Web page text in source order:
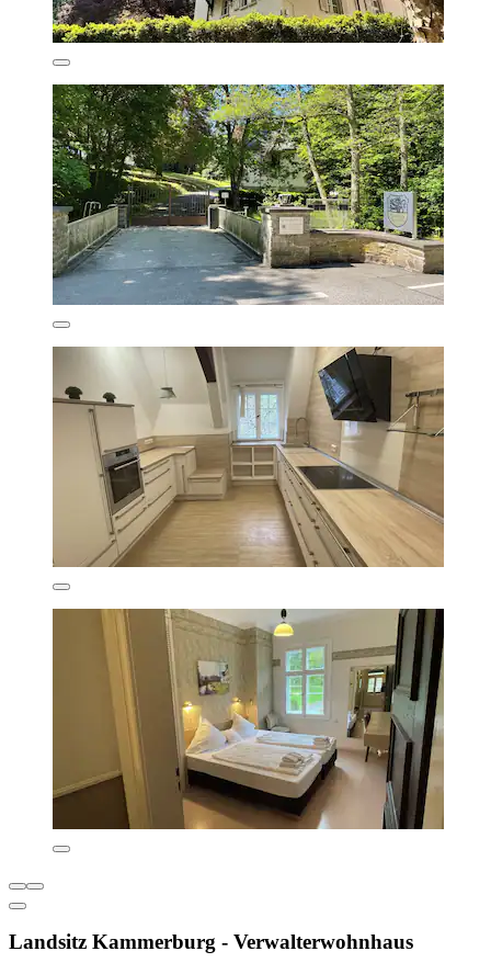
Landsitz Kammerburg - Verwalterwohnhaus